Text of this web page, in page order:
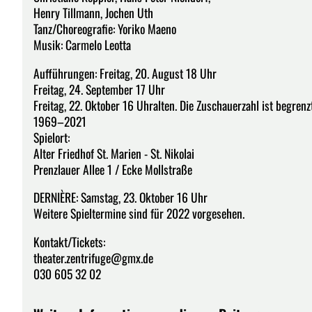
Henry Tillmann, Jochen Uth
Tanz/Choreografie: Yoriko Maeno
Musik: Carmelo Leotta
Aufführungen: Freitag, 20. August 18 Uhr
Freitag, 24. September 17 Uhr
Freitag, 22. Oktober 16 Uhralten. Die Zuschauerzahl ist
1969–2021
Spielort:
Alter Friedhof St. Marien - St. Nikolai
Prenzlauer Allee 1 / Ecke Mollstraße
DERNIÈRE: Samstag, 23. Oktober 16 Uhr
Weitere Spieltermine sind für 2022 vorgesehen.
Kontakt/Tickets:
theater.zentrifuge@gmx.de
030 605 32 02